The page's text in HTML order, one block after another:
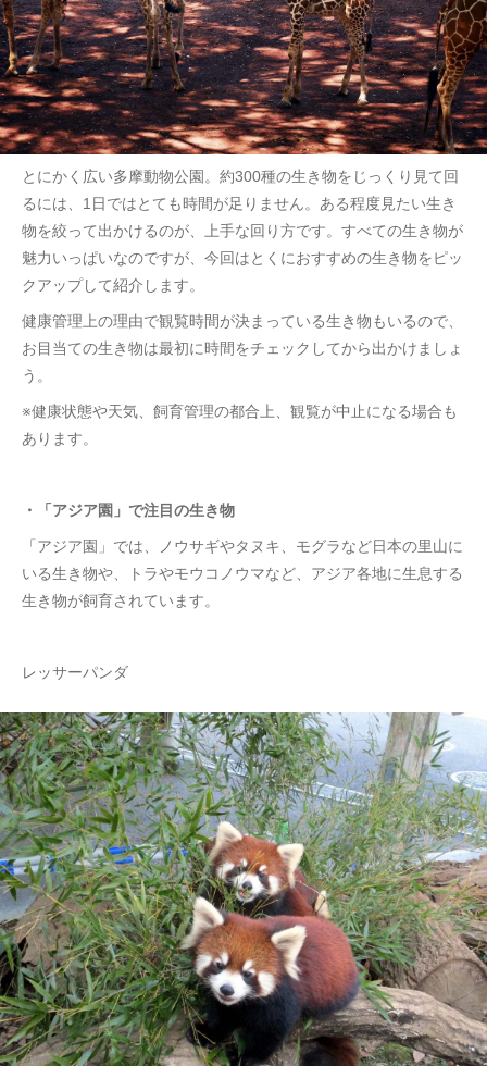
とにかく広い多摩動物公園。約300種の生き物をじっくり見て回
るには、1日ではとても時間が足りません。ある程度見たい生き
物を絞って出かけるのが、上手な回り方です。すべての生き物が
魅力いっぱいなのですが、今回はとくにおすすめの生き物をピッ
クアップして紹介します。
健康管理上の理由で観覧時間が決まっている生き物もいるので、
お目当ての生き物は最初に時間をチェックしてから出かけましょ
う。
※健康状態や天気、飼育管理の都合上、観覧が中止になる場合も
あります。
・「アジア園」で注目の生き物
「アジア園」では、ノウサギやタヌキ、モグラなど日本の里山に
いる生き物や、トラやモウコノウマなど、アジア各地に生息する
生き物が飼育されています。
レッサーパンダ